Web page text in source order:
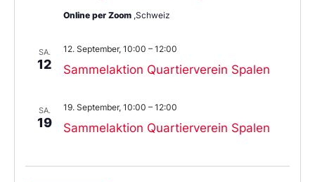
Online per Zoom ,Schweiz
SA.
12 Sammelaktion Quartierverein Spalen
12. September, 10:00 – 12:00
SA.
19 Sammelaktion Quartierverein Spalen
19. September, 10:00 – 12:00